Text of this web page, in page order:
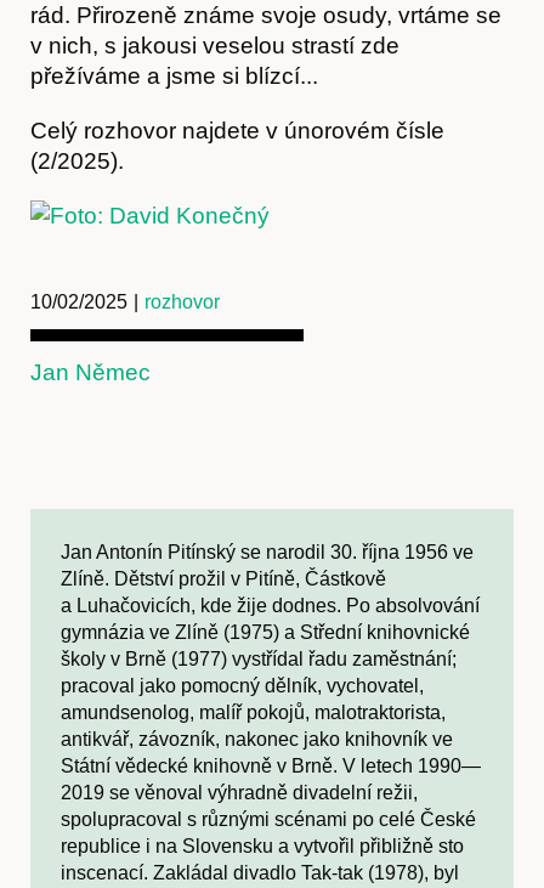
rád. Přirozeně známe svoje osudy, vrtáme se
v nich, s jakousi veselou strastí zde
přežíváme a jsme si blízcí...
Celý rozhovor najdete v únorovém čísle
(2/2025).
10/02/2025 rozhovor
Jan Němec
Jan Antonín Pitínský se narodil 30. října 1956 ve
Zlíně. Dětství prožil v Pitíně, Částkově
a Luhačovicích, kde žije dodnes. Po absolvování
gymnázia ve Zlíně (1975) a Střední knihovnické
školy v Brně (1977) vystřídal řadu zaměstnání;
pracoval jako pomocný dělník, vychovatel,
amundsenolog, malíř pokojů, malotraktorista,
antikvář, závozník, nakonec jako knihovník ve
Státní vědecké knihovně v Brně. V letech 1990—
2019 se věnoval výhradně divadelní režii,
spolupracoval s různými scénami po celé České
republice i na Slovensku a vytvořil přibližně sto
inscenací. Zakládal divadlo Tak-tak (1978), byl